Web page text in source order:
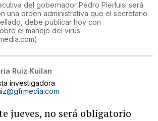
del gobernador Pedro Pierluisi será
una orden administrativa que el secretario
debe publicar hoy con
el manejo del virus.
)
Ruiz Kuilan
investigadora
jueves, no será obligatorio